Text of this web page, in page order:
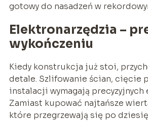
gotowy do nasadzeń w
Elektronarzędzia –
wykończeniu
Kiedy konstrukcja już stoi,
detale. Szlifowanie ścian, cięcie
instalacji wymagają precyzyjnych
Zamiast kupować najtańsze
które przegrzewają się po